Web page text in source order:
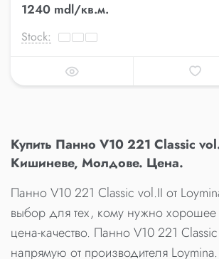
1240 mdl/кв.м.
Stock:
Купить Панно V10 221 Classic
Кишиневе, Молдове. Цена.
Панно V10 221 Classic vol.II от
выбор для тех, кому нужно
цена-качество. Панно V10 221
напрямую от производителя Loymina.